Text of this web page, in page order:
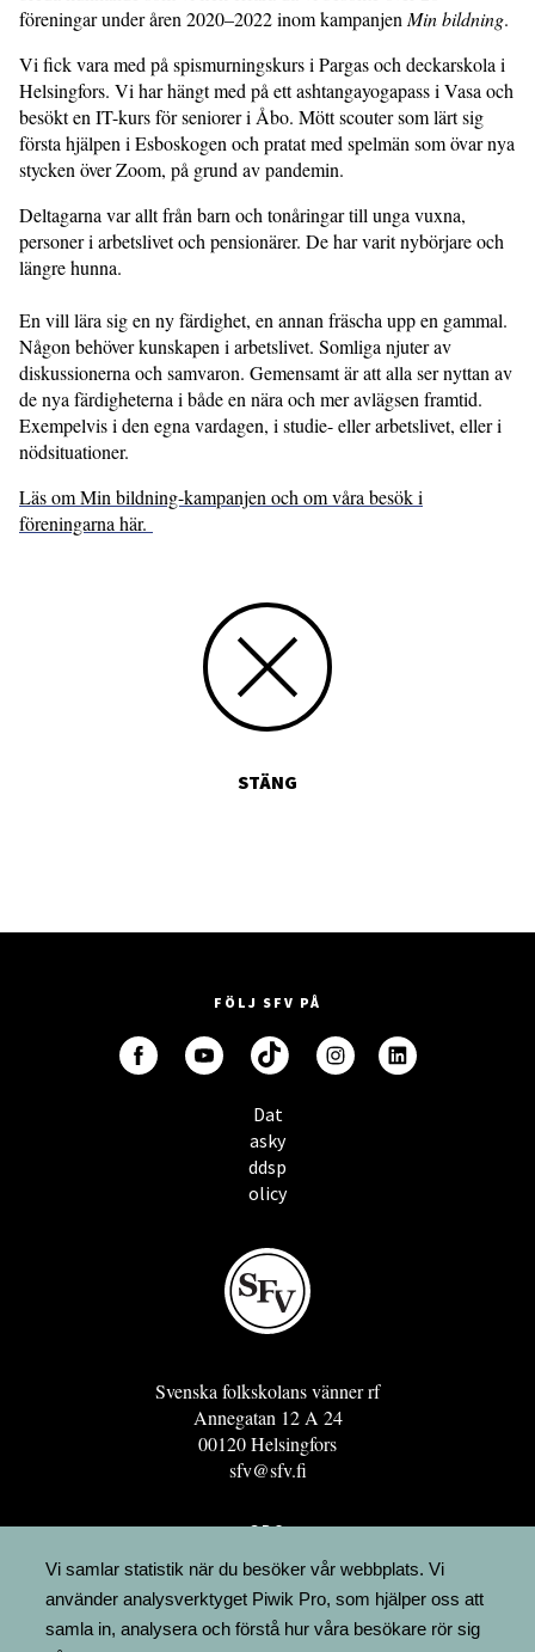
föreningar under åren 2020–2022 inom kampanjenMin bildning.
Vi fick vara med på spismurningskurs i Pargas och deckarskola i
Helsingfors. Vi har hängt med på ett ashtangayogapass i Vasa och
besökt en IT-kurs för seniorer i Åbo. Mött scouter som lärt sig
första hjälpen i Esboskogen och pratat med spelmän som övar nya
stycken över Zoom, på grund av pandemin.
Deltagarna var allt från barn och tonåringar till unga vuxna,
personer i arbetslivet och pensionärer. De har varit nybörjare och
längre hunna.
En vill lära sig en ny färdighet, en annan fräscha upp en gammal.
Någon behöver kunskapen i arbetslivet. Somliga njuter av
diskussionerna och samvaron. Gemensamt är att alla ser nyttan av
de nya färdigheterna i både en nära och mer avlägsen framtid.
Exempelvis i den egna vardagen, i studie- eller arbetslivet, eller i
nödsituationer.
Läs om Min bildning-kampanjen och om våra besök i
föreningarna här.
STÄNG
FÖLJ SFV PÅ
Dat
asky
ddsp
olicy
Svenska folkskolans vänner rf
Annegatan 12 A 24
00120 Helsingfors
sfv@sfv.fi
GRO
FÖRENINGSRESURSEN
MINNESRUNOR.FI
UPPSLAGSVERKET FINLAND
Vi samlar statistik när du besöker vår webbplats. Vi
använder analysverktyget Piwik Pro, som hjälper oss att
samla in, analysera och förstå hur våra besökare rör sig